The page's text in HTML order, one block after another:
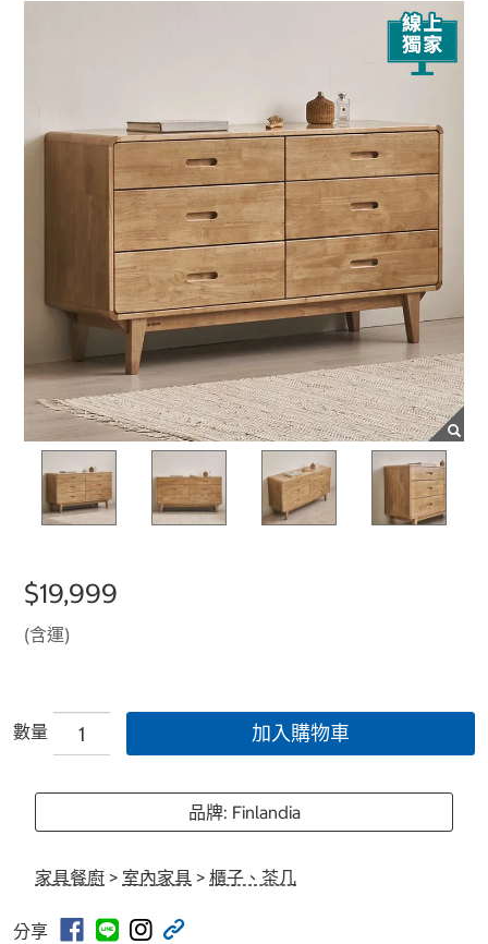
$19,999
(含運)
數量 加入購物車
品牌: Finlandia
家具餐廚 > 室內家具 > 櫃子、茶几
分享